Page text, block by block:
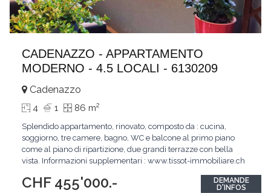
CADENAZZO - APPARTAMENTO
MODERNO - 4.5 LOCALI - 6130209
CHF 455'000.-
Cadenazzo
4 1 86 m2
Splendido appartamento, rinovato, composto da : cucina,
soggiorno, tre camere, bagno, WC e balcone al primo piano
come al piano di ripartizione, due grandi terrazze con bella
vista. Informazioni supplementari : www.tissot-immobiliare.ch
Wohnzimmer, drei Schlafzimmer, Bad, WC und Balkon imDEMANDE
D'INFOS